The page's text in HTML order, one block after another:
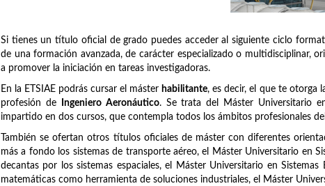
Si tienes un título oficial de grado puedes acceder al siguiente ciclo
de una formación avanzada, de carácter especializado o multidisciplinar,
a promover la iniciación en tareas investigadoras.
En la ETSIAE podrás cursar el máster habilitante, es decir, el que te otorga
profesión de
Ingeniero Aeronáutico. Se trata del Máster Universitario
impartido en dos cursos, que contempla todos los ámbitos profesionales
También se ofertan otros títulos oficiales de máster con diferentes
más a fondo los sistemas de transporte aéreo, el Máster Universitario en
decantas por los sistemas espaciales, el Máster Universitario en
matemáticas como herramienta de soluciones industriales, el Máster